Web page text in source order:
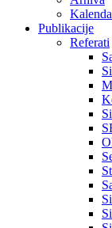
Publikacije
Referati